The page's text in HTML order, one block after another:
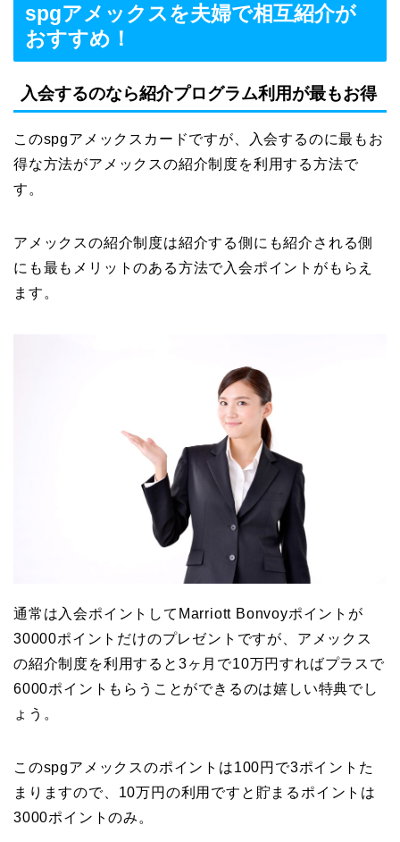
spgアメックスを夫婦で相互紹介が
おすすめ！
入会するのなら紹介プログラム利用が最もお得
このspgアメックスカードですが、入会するのに最もお
得な方法がアメックスの紹介制度を利用する方法で
す。
アメックスの紹介制度は紹介する側にも紹介される側
にも最もメリットのある方法で入会ポイントがもらえ
ます。
通常は入会ポイントしてMarriott Bonvoyポイントが
30000ポイントだけのプレゼントですが、アメックス
の紹介制度を利用すると3ヶ月で10万円すればプラスで
6000ポイントもらうことができるのは嬉しい特典でし
ょう。
このspgアメックスのポイントは100円で3ポイントた
まりますので、10万円の利用ですと貯まるポイントは
3000ポイントのみ。